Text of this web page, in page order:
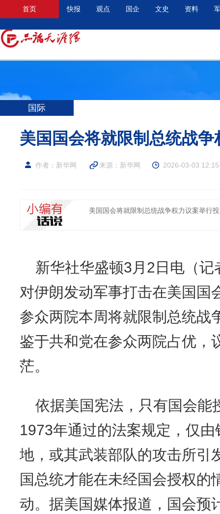
首页 快报 观点 国企 文史 资料
国际
美国国会将就限制总统战
作者：新华网 来源： 新华网 2026-03-03 12:15
美国国会将就限制总统战争权力议案举行
新华社华盛顿3月2日电（
对伊朗发动军事打击在美国国
参众两院本周将就限制总统战
鉴于共和党在参众两院占优，
茫。
依据美国宪法，只有国会能
1973年通过的法案规定，仅
地，或其武装部队的攻击所引
国总统才能在未经国会授权的
动。据美国媒体报道，国会预